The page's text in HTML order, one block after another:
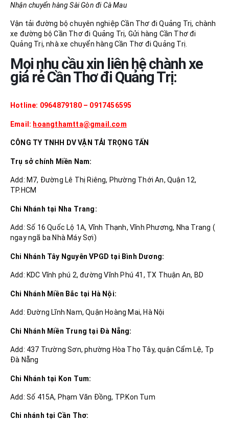
Nhận chuyển hàng Sài Gòn đi Cà Mau
Vận tải đường bộ chuyên nghiệp Cần Thơ đi Quảng Trị, chành
xe đường bộ Cần Thơ đi Quảng Trị, Gửi hàng Cần Thơ đi
Quảng Trị, nhà xe chuyển hàng Cần Thơ đi Quảng Trị.
Mọi nhu cầu xin liên hệ chành xe
giá rẻ Cần Thơ đi Quảng Trị:
Hotline: 0964879180 – 0917456595
Email: hoangthamtta@gmail.com
CÔNG TY TNHH DV VẬN TẢI TRỌNG TẤN
Trụ sở chính Miền Nam:
Add: M7, Đường Lê Thị Riêng, Phường Thới An, Quận 12,
TP.HCM
Chi Nhánh tại Nha Trang:
Add: Số 16 Quốc Lộ 1A, Vĩnh Thạnh, Vĩnh Phương, Nha Trang (
ngay ngã ba Nhà Máy Sợi)
Chi Nhánh Tây Nguyên VPGD tại Bình Dương:
Add: KDC Vĩnh phú 2, đường Vĩnh Phú 41, TX Thuận An, BD
Chi Nhánh Miền Bắc tại Hà Nội:
Add: Đường Lĩnh Nam, Quận Hoàng Mai, Hà Nội
Chi Nhánh Miền Trung tại Đà Nẵng:
Add: 437 Trường Sơn, phường Hòa Thọ Tây, quận Cẩm Lệ, Tp
Đà Nẵng
Chi Nhánh tại Kon Tum:
Add: Số 415A, Phạm Văn Đồng, TP.Kon Tum
Chi nhánh tại Cần Thơ: